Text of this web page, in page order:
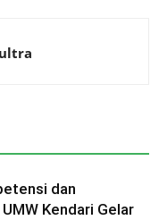
dan
Kendari Gelar